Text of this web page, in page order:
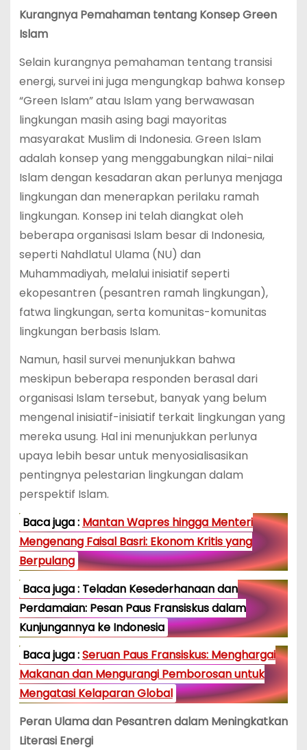
Kurangnya Pemahaman tentang Konsep Green
Islam
Selain kurangnya pemahaman tentang transisi
energi, survei ini juga mengungkap bahwa konsep
“Green Islam” atau Islam yang berwawasan
lingkungan masih asing bagi mayoritas
masyarakat Muslim di Indonesia. Green Islam
adalah konsep yang menggabungkan nilai-nilai
Islam dengan kesadaran akan perlunya menjaga
lingkungan dan menerapkan perilaku ramah
lingkungan. Konsep ini telah diangkat oleh
beberapa organisasi Islam besar di Indonesia,
seperti Nahdlatul Ulama (NU) dan
Muhammadiyah, melalui inisiatif seperti
ekopesantren (pesantren ramah lingkungan),
fatwa lingkungan, serta komunitas-komunitas
lingkungan berbasis Islam.
Namun, hasil survei menunjukkan bahwa
meskipun beberapa responden berasal dari
organisasi Islam tersebut, banyak yang belum
mengenal inisiatif-inisiatif terkait lingkungan yang
mereka usung. Hal ini menunjukkan perlunya
upaya lebih besar untuk menyosialisasikan
pentingnya pelestarian lingkungan dalam
perspektif Islam.
Baca juga : Mantan Wapres hingga Menteri
Mengenang Faisal Basri: Ekonom Kritis yang
Berpulang
Baca juga : Teladan Kesederhanaan dan
Perdamaian: Pesan Paus Fransiskus dalam
Kunjungannya ke Indonesia
Baca juga :Seruan Paus Fransiskus: Menghargai
Makanan dan Mengurangi Pemborosan untuk
Mengatasi Kelaparan Global
Peran Ulama dan Pesantren dalam Meningkatkan
Literasi Energi